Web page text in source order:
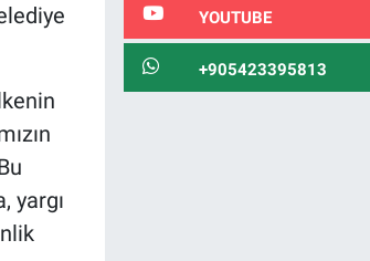
yargı
YOUTUBE
+905423395813